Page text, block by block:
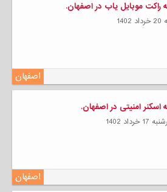
راکت موبایل یاب در اصفهان.
اصفهان
اسکنر امنیتی در اصفهان.
خرداد 1402
اصفهان